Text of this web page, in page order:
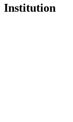
Institution